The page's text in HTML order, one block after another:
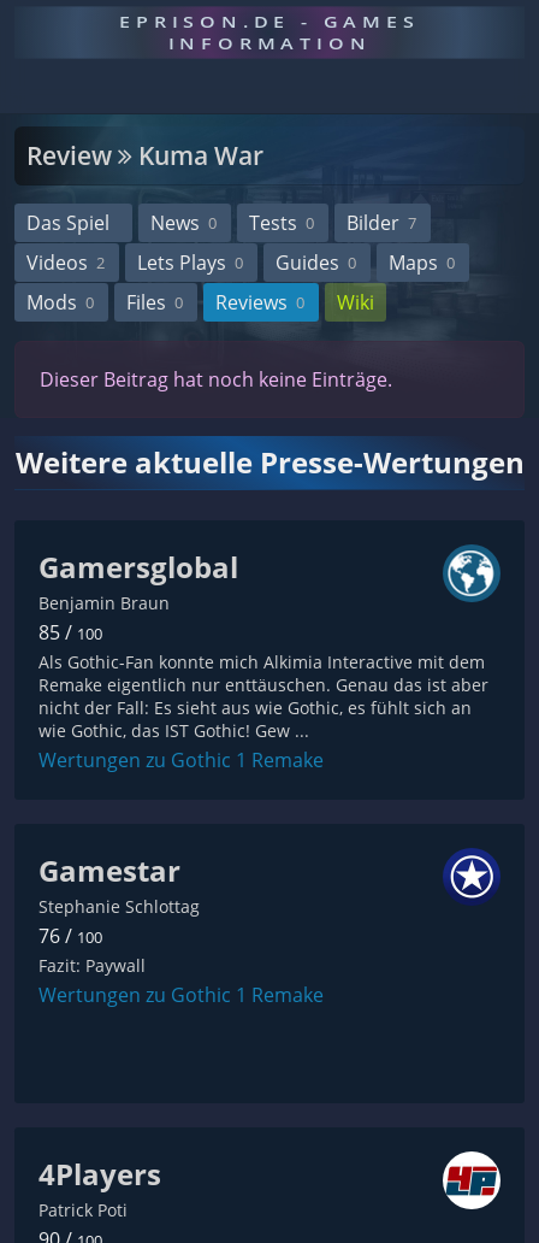
EPRISON.DE - GAMES
INFORMATION
Review Kuma War
Das Spiel News 0 Tests 0 Bilder 7
Videos 2 Lets Plays 0 Guides 0 Maps 0
Mods 0 Files 0 Reviews 0 Wiki
Dieser Beitrag hat noch keine Einträge.
Weitere aktuelle Presse-Wertungen
Gamersglobal
Benjamin Braun
85 / 100
Als Gothic-Fan konnte mich Alkimia Interactive mit dem
Remake eigentlich nur enttäuschen. Genau das ist aber
nicht der Fall: Es sieht aus wie Gothic, es fühlt sich an
wie Gothic, das IST Gothic! Gew ...
Wertungen zu Gothic 1 Remake
Gamestar
Stephanie Schlottag
76 / 100
Fazit: Paywall
Wertungen zu Gothic 1 Remake
4Players
Patrick Poti